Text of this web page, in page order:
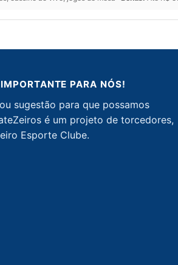
PARA NÓS!
sugestão para que possamos
é um projeto de torcedores,
Esporte Clube.